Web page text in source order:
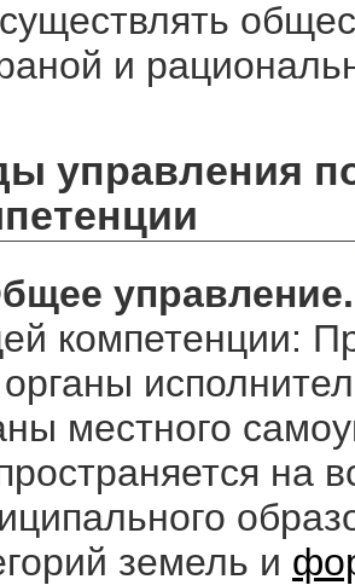
и
управления
управление.
компетенции:
местного
на
земель и